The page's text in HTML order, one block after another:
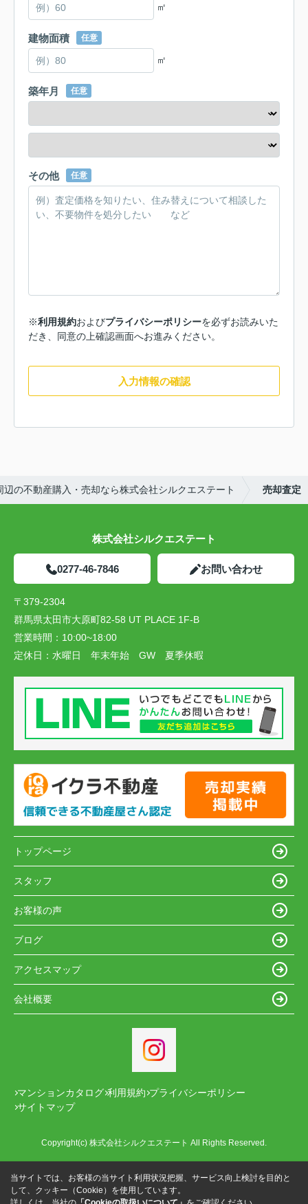
㎡
建物面積 任意
㎡
築年月 任意
その他 任意
※利用規約およびプライバシーポリシーを必ずお読みいた
だき、同意の上確認画面へお進みください。
入力情報の確認
辺の不動産購入・売却なら株式会社シルクエステート 売却査定
株式会社シルクエステート
0277-46-7846 お問い合わせ
〒379-2304
群馬県太田市大原町82-58 UT PLACE 1F-B
営業時間： 10:00~18:00
定休日： 水曜日 年末年始 GW 夏季休暇
トップページ
スタッフ
お客様の声
ブログ
アクセスマップ
会社概要
マンションカタログ 利用規約 プライバシーポリシー
サイトマップ
Copyright(c) 株式会社シルクエステート All Rights Reserved.
当サイトでは、お客様の当サイト利用状況把握、サービス向上検討を目的と
して、クッキー（Cookie）を使用しています。